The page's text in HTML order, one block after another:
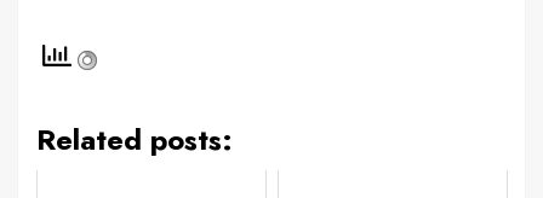
Related posts: